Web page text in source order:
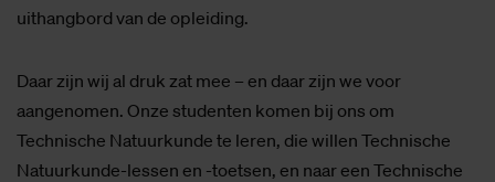
uithangbord van de opleiding.
Daar zijn wij al druk zat mee – en daar zijn we voor
aangenomen. Onze studenten komen bij ons om
Technische Natuurkunde te leren, die willen Technische
Natuurkunde-lessen en -toetsen, en naar een Technische